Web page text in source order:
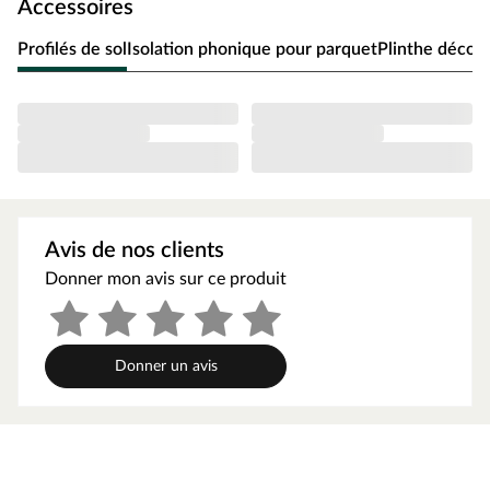
Esthétique
chaleur palpable et une atmosphère accueillante. Les
mettre en valeur le caractère bois authentique de leur sol
lames. Grâce à la surface structurée, l’impression d’un
véritable plancher en bois est visible et sensible au
toucher.
Le point fort se voit immédiatement : l’impressionnante
longueur de lame de 205,2 cm.
Détails techniques
Accessoires
Profilés de sol Isolation phonique pour parquetPlinthe
Avis de nos clients
Donner mon avis sur ce produit
Donner un avis